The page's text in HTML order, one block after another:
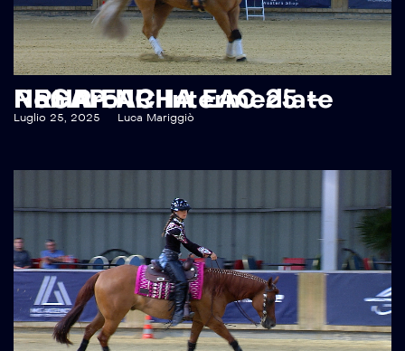
RECAP NRHA EAC 25 – NRHA EAC Intermediate Non Pro
Luglio 25, 2025 Luca Mariggiò